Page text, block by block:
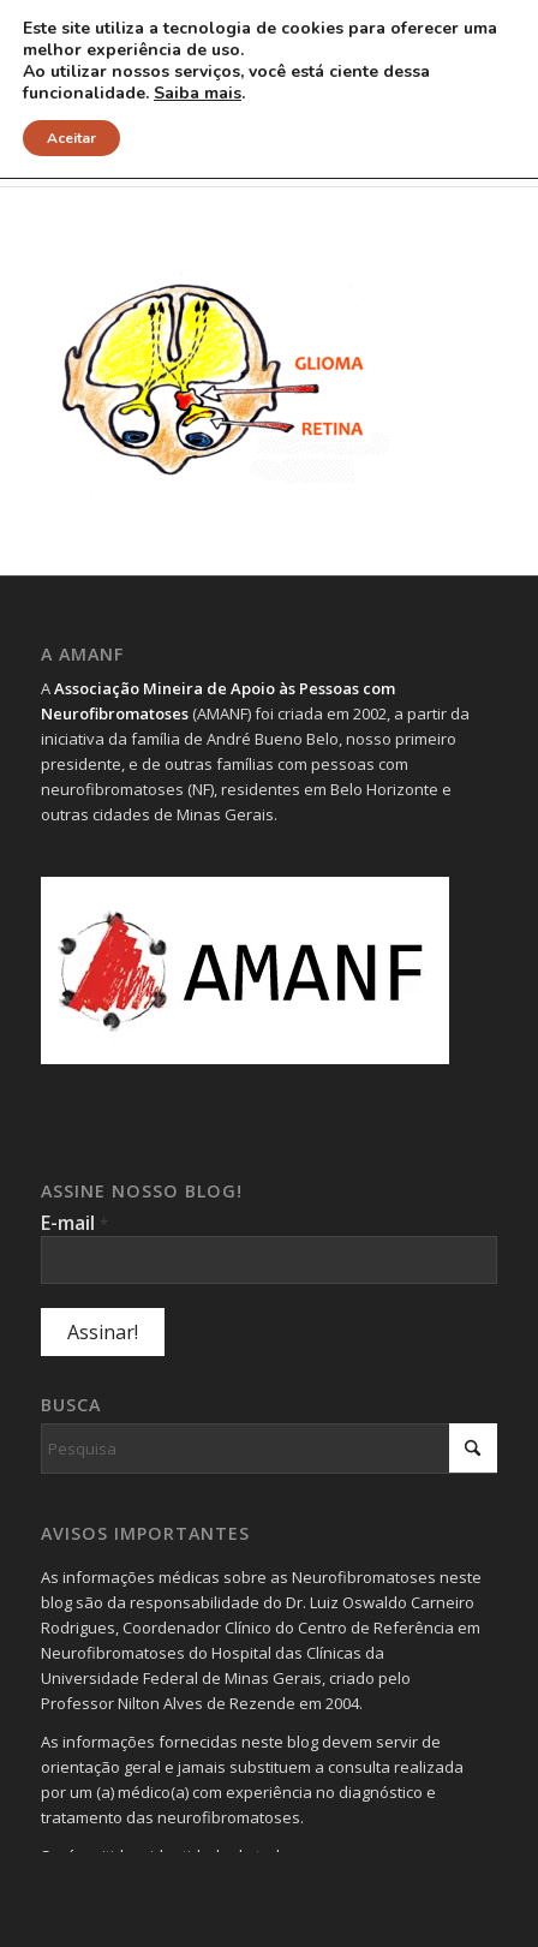
Glioma-2
A AMANF
AAssociação Mineira de Apoio às Pessoas com
Neurofibromatoses(AMANF) foi criada em 2002, a partir da
iniciativa da família de André Bueno Belo, nosso primeiro
presidente, e de outras famílias com pessoas com
neurofibromatoses (NF), residentes em Belo Horizonte e
outras cidades de Minas Gerais.
ASSINE NOSSO BLOG!
E-mail *
BUSCA
AVISOS IMPORTANTES
As informações médicas sobre as Neurofibromatoses neste
blog são da responsabilidade do Dr. Luiz Oswaldo Carneiro
Rodrigues, Coordenador Clínico do Centro de Referência em
Neurofibromatoses do Hospital das Clínicas da
Universidade Federal de Minas Gerais, criado pelo
Professor Nilton Alves de Rezende em 2004.
As informações fornecidas neste blog devem servir de
orientação geral e jamais substituem a consulta realizada
por um (a) médico(a) com experiência no diagnóstico e
tratamento das neurofibromatoses.
Será omitida a identidade de todas as pessoas que
Este site utiliza a tecnologia de cookies para oferecer uma
melhor experiência de uso.
Ao utilizar nossos serviços, você está ciente dessa
funcionalidade. Saiba mais.
Aceitar